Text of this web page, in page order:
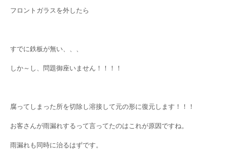
フロントガラスを外したら
すでに鉄板が無い、、、
しか～し、問題御座いません！！！！
腐ってしまった所を切除し溶接して元の形に復元します！！！
お客さんが雨漏れするって言ってたのはこれが原因ですね。
雨漏れも同時に治るはずです。